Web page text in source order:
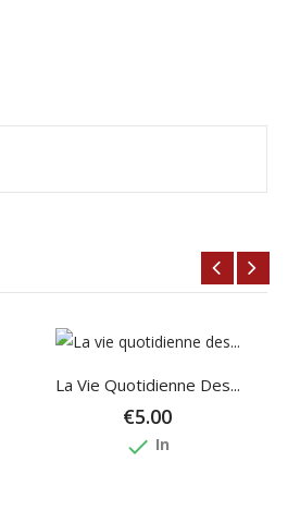
La Vie Quotidienne Des...
€5.00
done In